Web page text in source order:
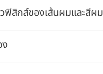
ฟิสิกส์ของเส้นผมและสีผม
ง